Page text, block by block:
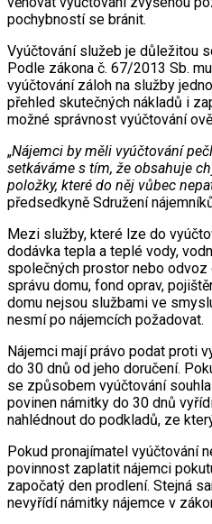
pochybností se bránit.
Vyúčtování služeb je důležitou
Podle zákona č. 67/2013 Sb.
vyúčtování záloh na služby
přehled skutečných nákladů i
možné správnost vyúčtování
„Nájemci by měli vyúčtování
setkáváme s tím, že obsahuje
položky, které do něj vůbec
předsedkyně Sdružení
Mezi služby, které lze do
dodávka tepla a teplé vody,
společných prostor nebo odvoz
správu domu, fond oprav,
domu nejsou službami ve
nesmí po nájemcích požadovat.
Nájemci mají právo podat proti
do 30 dnů od jeho doručení.
se způsobem vyúčtování
povinen námitky do 30 dnů
nahlédnout do podkladů, ze
Pokud pronajímatel vyúčtování
povinnost zaplatit nájemci
započatý den prodlení. Stejná
nevyřídí námitky nájemce v